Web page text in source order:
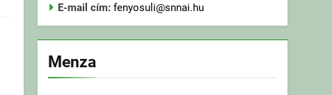
E-mail cím: fenyosuli@snnai.hu
Menza